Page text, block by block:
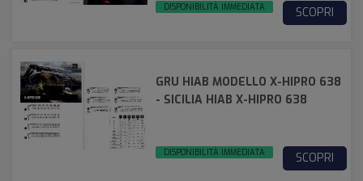
DISPONIBILITÀ IMMEDIATA SCOPRI
GRU HIAB MODELLO X-HIPRO 638
- SICILIA HIAB X-HIPRO 638
DISPONIBILITÀ IMMEDIATA SCOPRI